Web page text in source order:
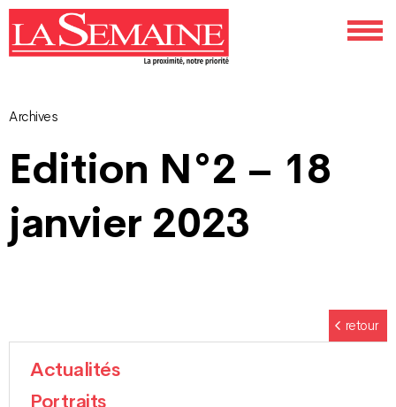
Archives
Edition N°2 – 18
janvier 2023
retour
Actualités
Portraits
Navigation
des
articles